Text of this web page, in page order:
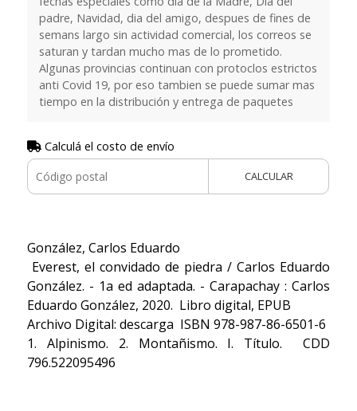
padre, Navidad, dia del amigo, despues de fines de
semans largo sin actividad comercial, los correos se
saturan y tardan mucho mas de lo prometido.
Algunas provincias continuan con protoclos estrictos
anti Covid 19, por eso tambien se puede sumar mas
tiempo en la distribución y entrega de paquetes
Calculá el costo de envío
CALCULAR
González, Carlos Eduardo
Everest, el convidado de piedra / Carlos Eduardo
González. - 1a ed adaptada. - Carapachay : Carlos
Eduardo González, 2020. Libro digital, EPUB
Archivo Digital: descarga ISBN 978-987-86-6501-6
1. Alpinismo. 2. Montañismo. I. Título. CDD
796.522095496